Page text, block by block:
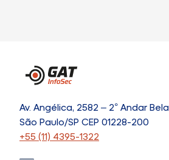
Av. Angélica, 2582 – 2° Andar
São Paulo/SP CEP 01228-200
+55 (11) 4395-1322